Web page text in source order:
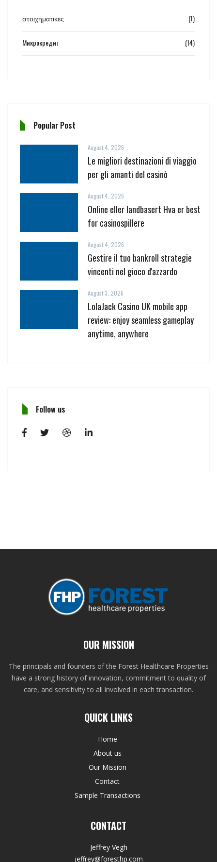
στοιχηματικες (1)
Микрокредит (14)
Popular Post
August 4, 2026
Le migliori destinazioni di viaggio
per gli amanti del casinò
August 4, 2026
Online eller landbasert Hva er best
for casinospillere
August 4, 2026
Gestire il tuo bankroll strategie
vincenti nel gioco d'azzardo
August 3, 2026
LolaJack Casino UK mobile app
review: enjoy seamless gameplay
anytime, anywhere
Follow us
OUR MISSION
The principals and founders of the Forest Healthcare Properties
have a strong history of innovation, commitment to quality of
care, and sensitivity to all involved in each transaction.
QUICK LINKS
Home
About us
Our Mission
Contact
Sample Transactions
CONTACT
Jeffrey Vegh
jeffrey@foresthp.com